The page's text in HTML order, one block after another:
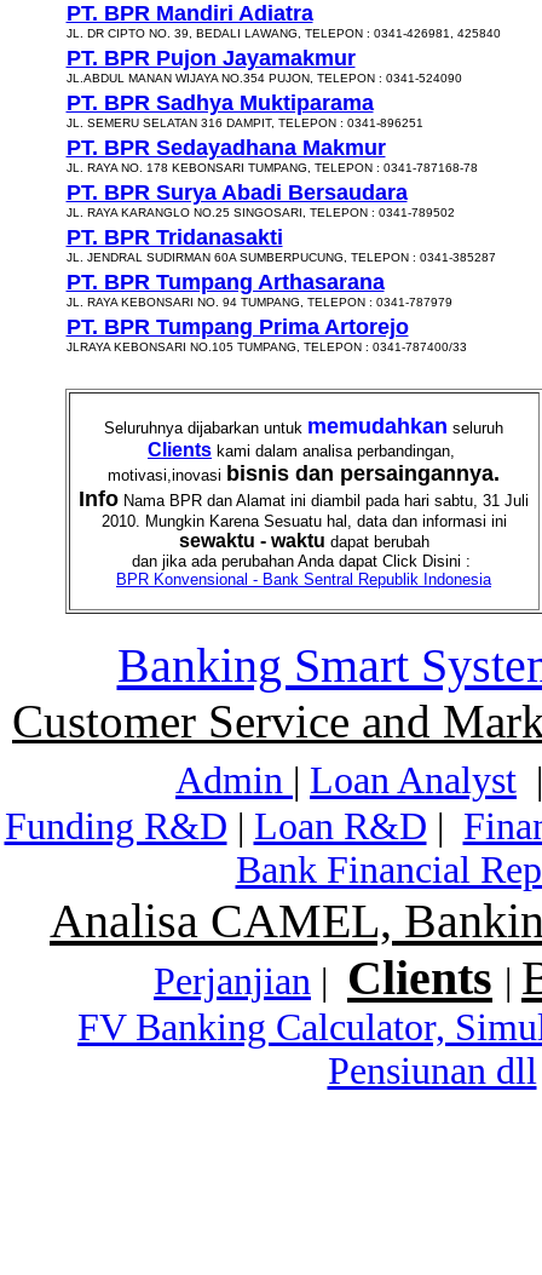
PT. BPR Mandiri Adiatra
JL. DR CIPTO NO. 39, BEDALI LAWANG, TELEPON : 0341-426981, 425840
PT. BPR Pujon Jayamakmur
JL.ABDUL MANAN WIJAYA NO.354 PUJON, TELEPON : 0341-524090
PT. BPR Sadhya Muktiparama
JL. SEMERU SELATAN 316 DAMPIT, TELEPON : 0341-896251
PT. BPR Sedayadhana Makmur
JL. RAYA NO. 178 KEBONSARI TUMPANG, TELEPON : 0341-787168-78
PT. BPR Surya Abadi Bersaudara
JL. RAYA KARANGLO NO.25 SINGOSARI, TELEPON : 0341-789502
PT. BPR Tridanasakti
JL. JENDRAL SUDIRMAN 60A SUMBERPUCUNG, TELEPON : 0341-385287
PT. BPR Tumpang Arthasarana
JL. RAYA KEBONSARI NO. 94 TUMPANG, TELEPON : 0341-787979
PT. BPR Tumpang Prima Artorejo
JLRAYA KEBONSARI NO.105 TUMPANG, TELEPON : 0341-787400/33
Seluruhnya dijabarkan untuk memudahkan seluruh
Clients kami dalam analisa perbandingan,
motivasi,inovasi bisnis dan persaingannya.
Info Nama BPR dan Alamat ini diambil pada hari sabtu, 31 Juli
2010. Mungkin Karena Sesuatu hal, data dan informasi ini
sewaktu - waktu dapat berubah
dan jika ada perubahan Anda dapat Click Disini :
BPR Konvensional - Bank Sentral Republik Indonesia
Banking Smart
Customer Service and
Admin | Loan Analyst
Funding R&D | Loan R&D |
Bank Financial
Analisa CAMEL,
Perjanjian | Clients |
FV Banking Calculator,
Pensiunan dll